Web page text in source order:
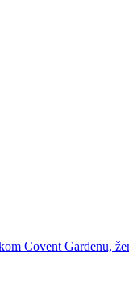
Covent Gardenu,